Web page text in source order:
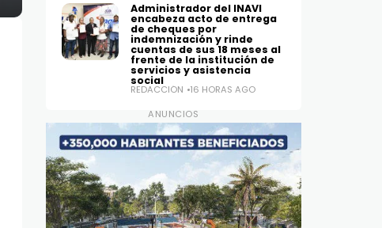
Administrador del INAVI
encabeza acto de entrega
de cheques por
indemnización y rinde
cuentas de sus 18 meses al
frente de la institución de
servicios y asistencia
social
REDACCIÓN 16 HORAS AGO
ANUNCIOS